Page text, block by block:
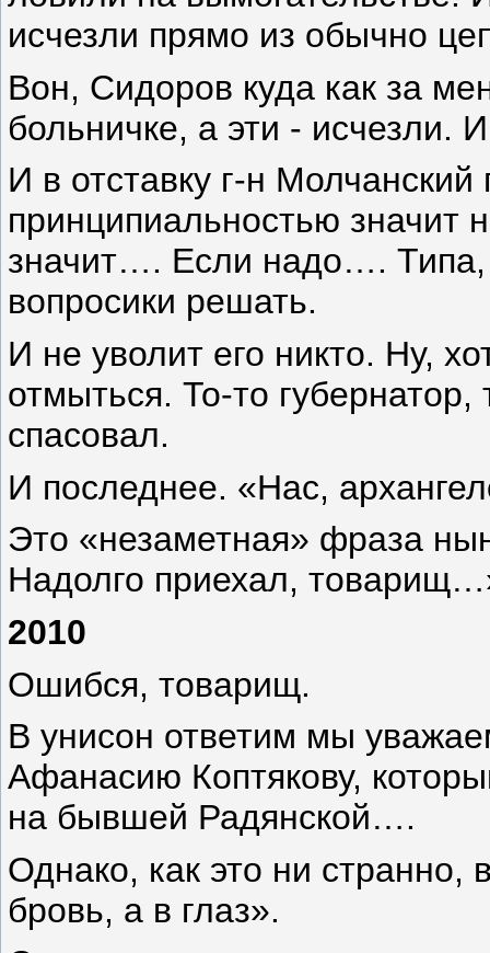
исчезли прямо из обычно
Вон, Сидоров куда как за
больничке, а эти - исчезли.
И в отставку г-н
принципиальностью значит
значит…. Если надо…. Типа,
вопросики решать.
И не уволит его никто. Ну,
отмыться. То-то губернатор,
спасовал.
И последнее. «Нас,
Это «незаметная» фраза
Надолго приехал,
2010
Ошибся, товарищ.
В унисон ответим мы
Афанасию Коптякову,
на бывшей Радянской….
Однако, как это ни
бровь, а в глаз».